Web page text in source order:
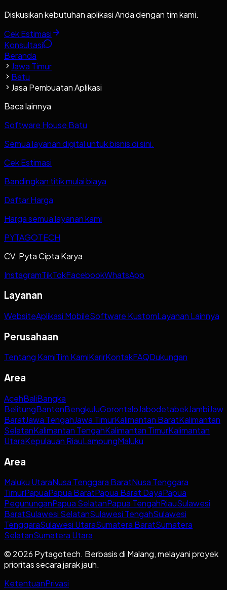
Diskusikan kebutuhan aplikasi Anda dengan tim kami.
Cek Estimasi
Konsultasi
Beranda
Jawa Timur
Batu
Jasa Pembuatan Aplikasi
Baca lainnya
Software House Batu
Semua layanan digital untuk bisnis di sini.
Cek Estimasi
Bandingkan titik mulai biaya
Daftar Harga
Harga semua layanan kami
PYTAGOTECH
CV. Pyta Cipta Karya
InstagramTikTokFacebookWhatsApp
Layanan
WebsiteAplikasi MobileSoftware KustomLayanan Lainnya
Perusahaan
Tentang KamiTim KamiKarirKontakFAQDukungan
Area
AcehBaliBangka
BelitungBantenBengkuluGorontaloJabodetabekJambi
BaratJawa TengahJawa TimurKalimantan BaratKalimantan
SelatanKalimantan TengahKalimantan TimurKalimantan
UtaraKepulauan RiauLampungMaluku
Area
Maluku UtaraNusa Tenggara BaratNusa Tenggara
TimurPapuaPapua BaratPapua Barat DayaPapua
PegununganPapua SelatanPapua TengahRiauSulawesi
BaratSulawesi SelatanSulawesi TengahSulawesi
TenggaraSulawesi UtaraSumatera BaratSumatera
SelatanSumatera Utara
© 2026 Pytagotech. Berbasis di Malang, melayani proyek
prioritas secara jarak jauh.
KetentuanPrivasi